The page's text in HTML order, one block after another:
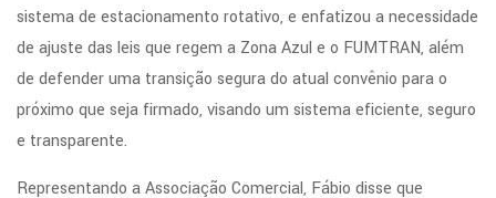
sistema de estacionamento rotativo, e enfatizou a necessidade
de ajuste das leis que regem a Zona Azul e o FUMTRAN, além
de defender uma transição segura do atual convênio para o
próximo que seja firmado, visando um sistema eficiente, seguro
e transparente.
Representando a Associação Comercial, Fábio disse que